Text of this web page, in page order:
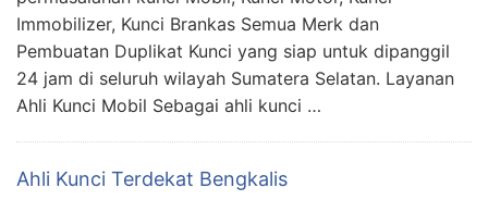
Immobilizer, Kunci Brankas Semua Merk dan
Pembuatan Duplikat Kunci yang siap untuk dipanggil
24 jam di seluruh wilayah Sumatera Selatan. Layanan
Ahli Kunci Mobil Sebagai ahli kunci …
Ahli Kunci Terdekat Bengkalis